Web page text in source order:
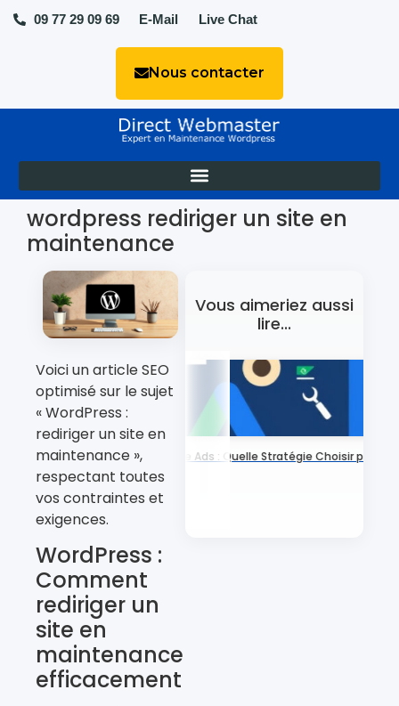
09 77 29 09 69 E-Mail Live Chat
Nous contacter
wordpress rediriger un site en
maintenance
Voici un article SEO
optimisé sur le sujet
« WordPress :
rediriger un site en
maintenance »,
respectant toutes
vos contraintes et
exigences.
WordPress :
Comment
rediriger un
site en
maintenance
efficacement
Vous aimeriez aussi
lire...
SEO vs Google Ads : Quelle Stratégie Choisir pour